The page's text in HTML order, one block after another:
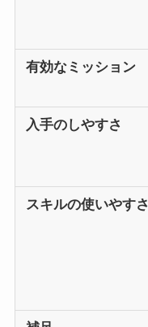
有効なミッション
入手のしやすさ
スキルの使いやすさ